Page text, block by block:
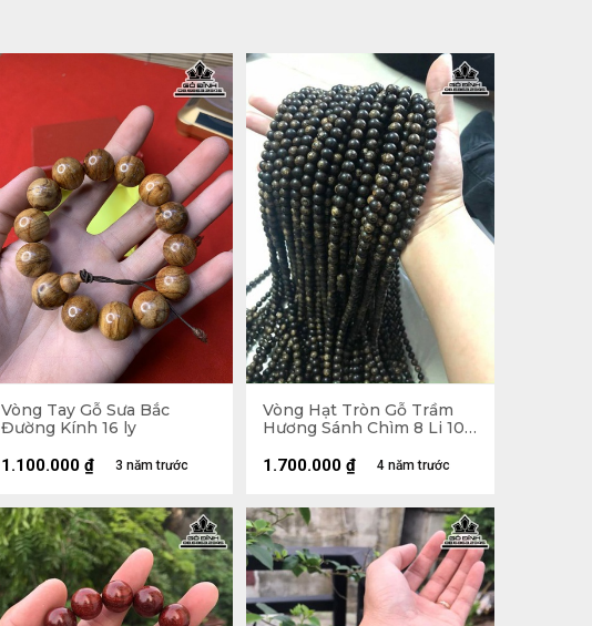
Vòng Tay Gỗ Sưa Bắc
Đường Kính 16 ly
3 năm trước
1.100.000 ₫
Vòng Hạt Tròn Gỗ Trầm
Hương Sánh Chìm 8 Li 108
4 năm trước
1.700.000 ₫